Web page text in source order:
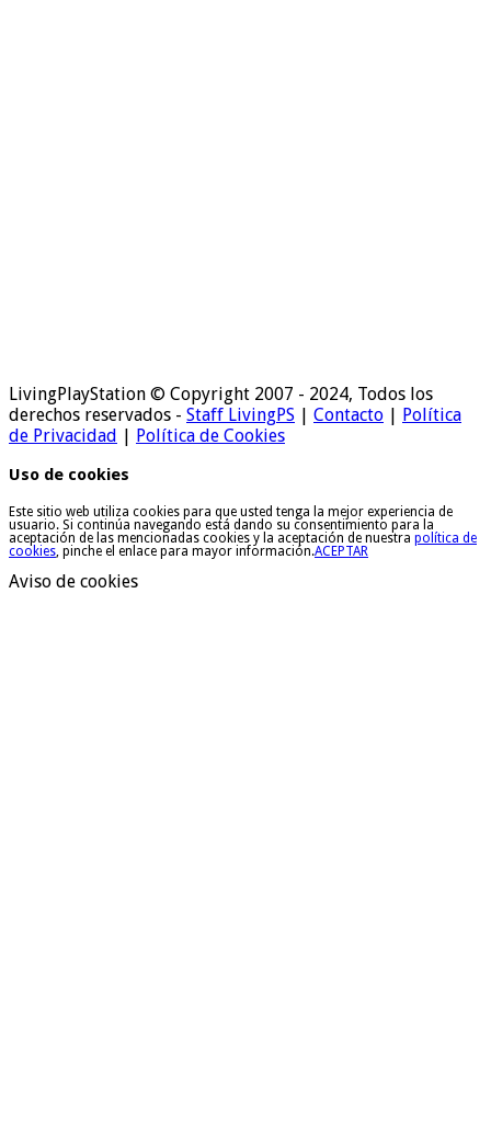
LivingPlayStation © Copyright 2007 - 2024, Todos los
derechos reservados - Staff LivingPS | Contacto | Política
de Privacidad | Política de Cookies
Uso de cookies
Este sitio web utiliza cookies para que usted tenga la mejor experiencia de
usuario. Si continúa navegando está dando su consentimiento para la
aceptación de las mencionadas cookies y la aceptación de nuestra política de
cookies, pinche el enlace para mayor información.ACEPTAR
Aviso de cookies